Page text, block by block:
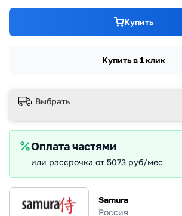
Samura
Россия
Купить
Купить в 1 клик
Выбрать
Оплата частями
или рассрочка от 5073 руб/мес